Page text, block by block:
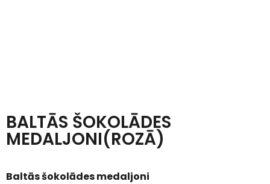
BALTĀS ŠOKOLĀDES
MEDALJONI(ROZĀ)
Baltās šokolādes medaljoni